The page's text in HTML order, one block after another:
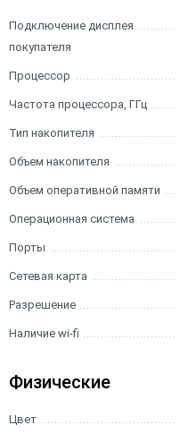
Подключение дисплея
покупателя
Процессор
Частота процессора, ГГц
Тип накопителя
Объем накопителя
Объем оперативной памяти
Операционная система
Порты
Сетевая карта
Разрешение
Наличие wi-fi
Физические
Цвет